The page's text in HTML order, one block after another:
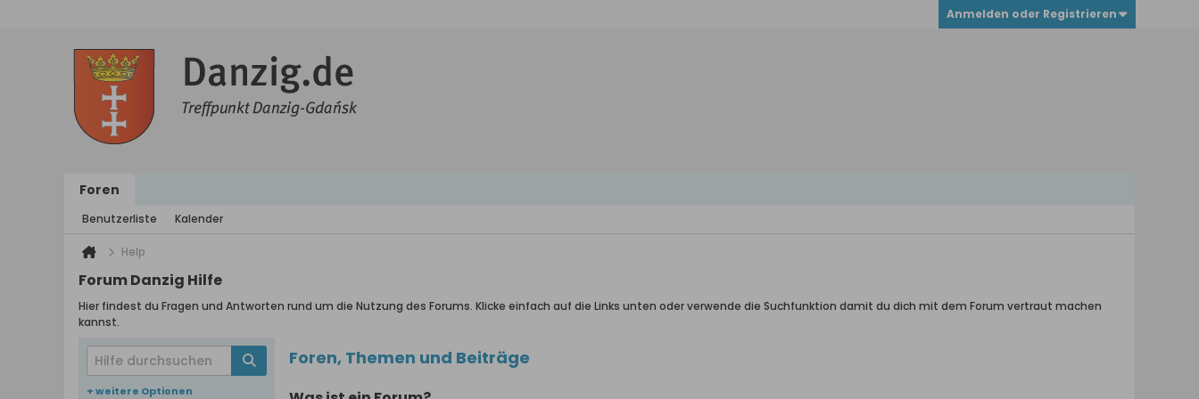
Anmelden oder Registrieren
Foren
Benutzerliste Kalender
Help
Forum Danzig Hilfe
Hier findest du Fragen und Antworten rund um die Nutzung des Forums. Klicke einfach auf die Links unten oder verwende die Suchfunktion damit du dich mit dem Forum vertraut machen
kannst.
+ weitere Optionen
Foren, Themen und Beiträge